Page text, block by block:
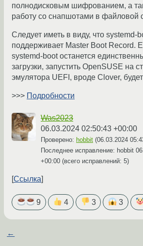
полнодисковым шифрованием, а
работу со снапшотами в файловой
Следует иметь в виду, что systemd-
поддерживает Master Boot Record.
systemd-boot останется
загрузки, запустить OpenSUSE на
эмулятора UEFI, вроде Clover,
>>> Подробности
Was2023
06.03.2024 02:50:43 +00:00
Проверено: hobbit (06.03.2024
Последнее исправление: hobbit
+00:00 (всего исправлений: 5)
Ссылка
9 4 3 3
←